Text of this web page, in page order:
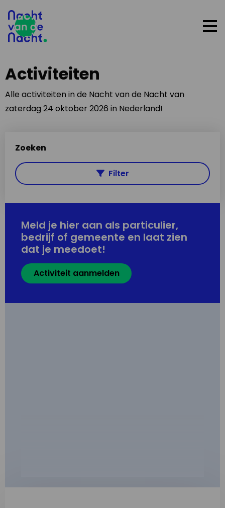
Activiteiten
Alle activiteiten in de Nacht van de Nacht van
zaterdag 24 oktober 2026 in Nederland!
Zoeken
Filter
Meld je hier aan als particulier,
bedrijf of gemeente en laat zien
dat je meedoet!
Activiteit aanmelden